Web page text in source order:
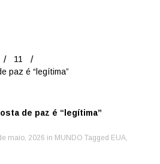
11
paz é “legítima”
de paz é “legítima”
maio, 2026 in MUNDO Tagged EUA,